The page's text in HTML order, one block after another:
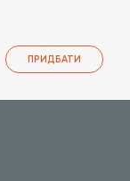
ПРИДБАТИ